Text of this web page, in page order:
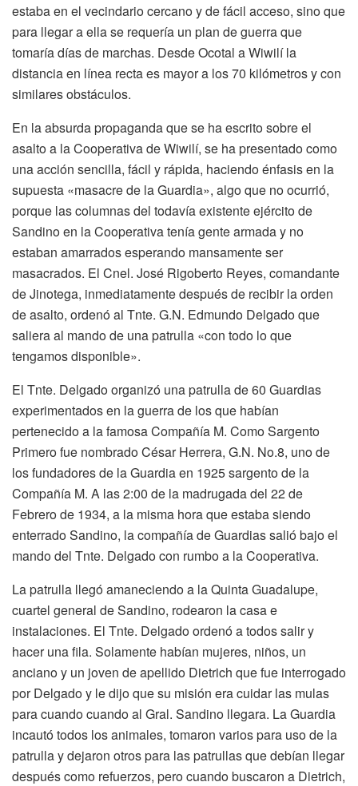
estaba en el vecindario cercano y de fácil acceso, sino que
para llegar a ella se requería un plan de guerra que
tomaría días de marchas. Desde Ocotal a Wiwilí la
distancia en línea recta es mayor a los 70 kilómetros y con
similares obstáculos.
En la absurda propaganda que se ha escrito sobre el
asalto a la Cooperativa de Wiwilí, se ha presentado como
una acción sencilla, fácil y rápida, haciendo énfasis en la
supuesta «masacre de la Guardia», algo que no ocurrió,
porque las columnas del todavía existente ejército de
Sandino en la Cooperativa tenía gente armada y no
estaban amarrados esperando mansamente ser
masacrados. El Cnel. José Rigoberto Reyes, comandante
de Jinotega, inmediatamente después de recibir la orden
de asalto, ordenó al Tnte. G.N. Edmundo Delgado que
saliera al mando de una patrulla «con todo lo que
tengamos disponible».
El Tnte. Delgado organizó una patrulla de 60 Guardias
experimentados en la guerra de los que habían
pertenecido a la famosa Compañía M. Como Sargento
Primero fue nombrado César Herrera, G.N. No.8, uno de
los fundadores de la Guardia en 1925 sargento de la
Compañía M. A las 2:00 de la madrugada del 22 de
Febrero de 1934, a la misma hora que estaba siendo
enterrado Sandino, la compañía de Guardias salió bajo el
mando del Tnte. Delgado con rumbo a la Cooperativa.
La patrulla llegó amaneciendo a la Quinta Guadalupe,
cuartel general de Sandino, rodearon la casa e
instalaciones. El Tnte. Delgado ordenó a todos salir y
hacer una fila. Solamente habían mujeres, niños, un
anciano y un joven de apellido Dietrich que fue interrogado
por Delgado y le dijo que su misión era cuidar las mulas
para cuando cuando al Gral. Sandino llegara. La Guardia
incautó todos los animales, tomaron varios para uso de la
patrulla y dejaron otros para las patrullas que debían llegar
después como refuerzos, pero cuando buscaron a Dietrich,